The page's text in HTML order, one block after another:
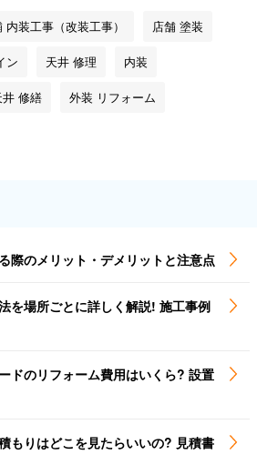
内装工事（改装工事） 店舗 塗装
ン 天井 修理 内装
井 修繕 外装 リフォーム
際のメリット・デメリットと注意点
を場所ごとに詳しく解説! 施工事例
ドのリフォーム費用はいくら? 設置
もりはどこを見たらいいの? 見積書